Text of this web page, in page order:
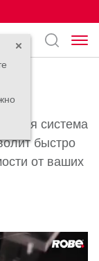
система
быстро
от ваших